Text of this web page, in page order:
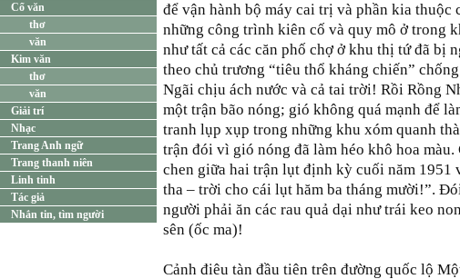
Cổ văn
thơ
văn
Kim văn
thơ
văn
Giải trí
Nhạc
Trang Anh ngữ
Trang thanh niên
Linh tinh
Tác giả
Nhắn tin, tìm người
để vận hành bộ máy cai trị và phần kia thuộc
những công trình kiên cố và quy mô ở trong
như tất cả các căn phố chợ ở khu thị tứ đã bị
theo chủ trương “tiêu thổ kháng chiến”
Ngãi chịu ách nước và cả tai trời! Rồi Rồng
một trận bão nóng; gió không quá mạnh để
tranh lụp xụp trong những khu xóm quanh
trận đói vì gió nóng đã làm héo khô hoa màu.
chen giữa hai trận lụt định kỳ cuối năm 1951
tha – trời cho cái lụt hăm ba tháng mười!”.
người phải ăn các rau quả dại như trái keo
sên (ốc ma)!
Cảnh điêu tàn đầu tiên trên đường quốc lộ